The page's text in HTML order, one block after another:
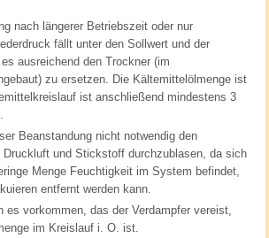
nach längerer Betriebszeit oder nur
fällt unter den Sollwert und der
ausreichend den Trockner (im
zu ersetzen. Die Kältemittelölmenge ist
ist anschließend mindestens 3
Beanstandung nicht notwendig den
und Stickstoff durchzublasen, da sich
Menge Feuchtigkeit im System befindet,
entfernt werden kann.
es vorkommen, das der Verdampfer vereist,
im Kreislauf i. O. ist.